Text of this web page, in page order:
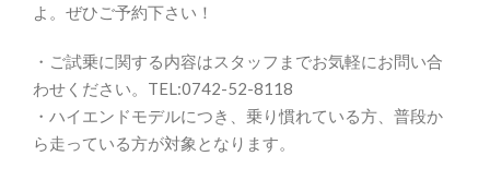
よ。ぜひご予約下さい！
・ご試乗に関する内容はスタッフまでお気軽にお問い合
わせください。TEL:0742-52-8118
・ハイエンドモデルにつき、乗り慣れている方、普段か
ら走っている方が対象となります。